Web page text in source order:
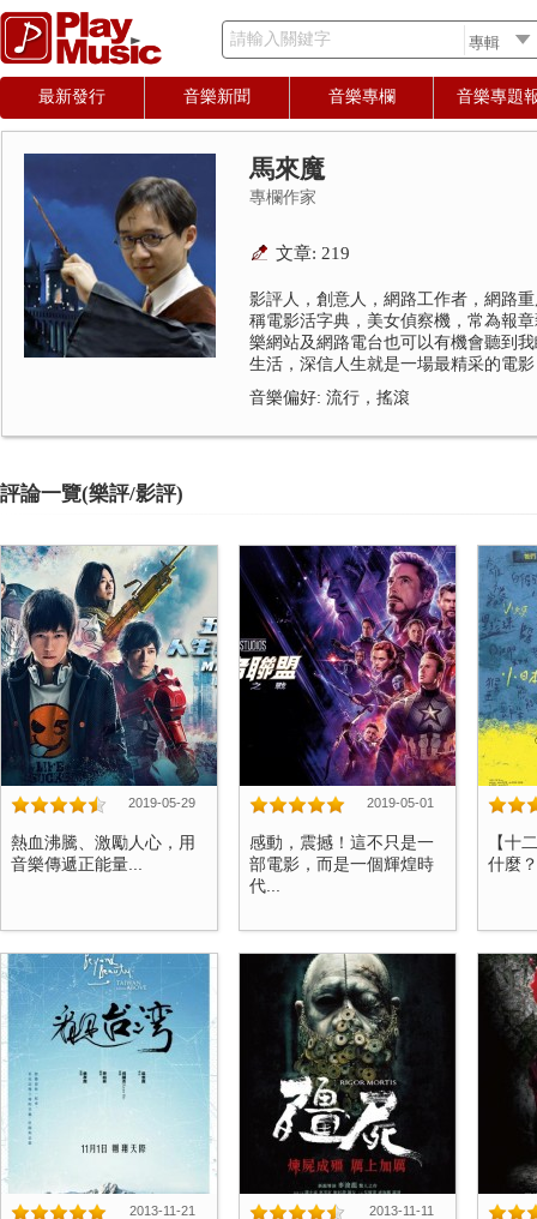
請輸入關鍵字
最新發行 音樂新聞 音樂專欄 音樂專題
馬來魔
專欄作家
文章: 219
影評人，創意人，網路工作者，網路
稱電影活字典，美女偵察機，常為報
樂網站及網路電台也可以有機會聽到
生活，深信人生就是一場最精采的電
音樂偏好: 流行，搖滾
評論一覽(樂評/影評)
2019-05-29
熱血沸騰、激勵人心，用
音樂傳遞正能量...
2019-05-01
感動，震撼！這不只是一
部電影，而是一個輝煌時
代...
【十
什麼
2013-11-21 2013-11-11